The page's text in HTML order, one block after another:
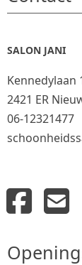
SALON JANI
Kennedylaan
2421 ER
06-12321477